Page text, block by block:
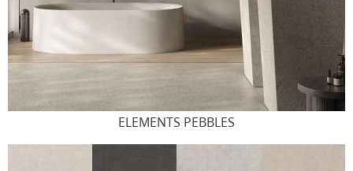
ELEMENTS PEBBLES